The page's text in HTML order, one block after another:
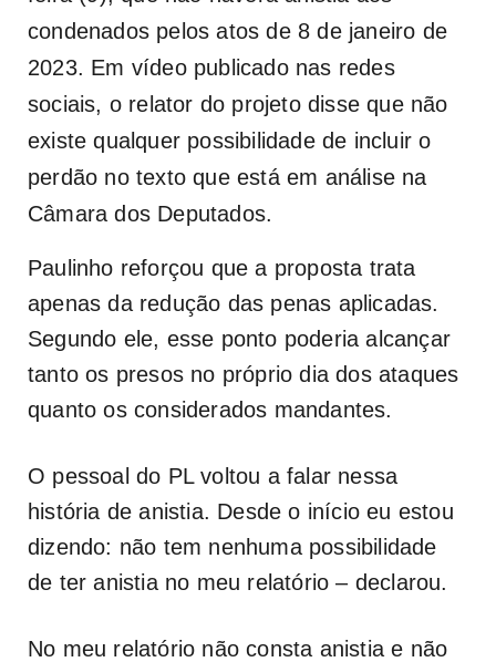
condenados pelos atos de 8 de janeiro de
2023. Em vídeo publicado nas redes
sociais, o relator do projeto disse que não
existe qualquer possibilidade de incluir o
perdão no texto que está em análise na
Câmara dos Deputados.
Paulinho reforçou que a proposta trata
apenas da redução das penas aplicadas.
Segundo ele, esse ponto poderia alcançar
tanto os presos no próprio dia dos ataques
quanto os considerados mandantes.
O pessoal do PL voltou a falar nessa
história de anistia. Desde o início eu estou
dizendo: não tem nenhuma possibilidade
de ter anistia no meu relatório – declarou.
No meu relatório não consta anistia e não